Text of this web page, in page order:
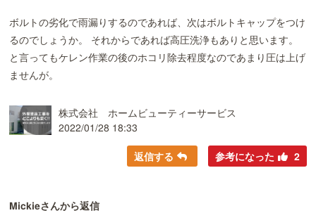
ボルトの劣化で雨漏りするのであれば、次はボルトキャップをつけ
るのでしょうか。 それからであれば高圧洗浄もありと思います。
と言ってもケレン作業の後のホコリ除去程度なのであまり圧は上げ
ませんが。
株式会社 ホームビューティーサービス
2022/01/28 18:33
返信する 参考になった 2
Mickieさんから返信